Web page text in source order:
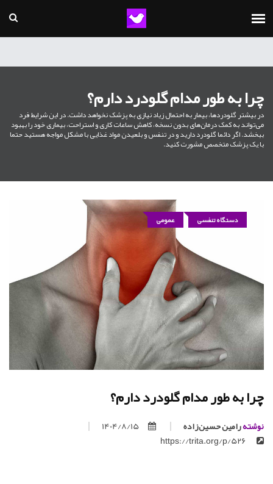
چرا به طور مدام گلودرد دارم؟
در بیشتر گلودردها، بیمار به احتمال زیاد نیازی به پزشک نخواهد داشت. در این شرایط فرد
می‌تواند به کمک درمان‌های بدون نسخه، کاهش ساعات کاری و استراحت، بیماری خود را بهبود
ببخشد. اگر دائما گلودرد دارید و در تنفس و بلعیدن مواد غذایی با مشکل مواجه هستید حتما
با یک پزشک متخصص مشورت کنید.
دستگاه تنفسی عمومی
چرا به طور مدام گلودرد دارم؟
نوشتهرامین حسین‌زاده
1404/8/15